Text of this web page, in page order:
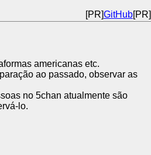
[PR]GitHub[PR]
americanas etc.
ao passado, observar as
no 5chan atualmente são
lo.